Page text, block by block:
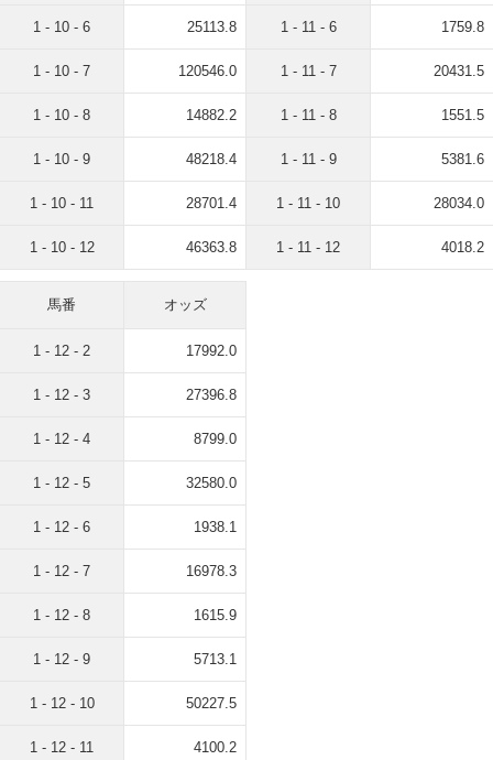
1 - 10 - 6 25113.8
1 - 10 - 7 120546.0
1 - 10 - 8 14882.2
1 - 10 - 9 48218.4
1 - 10 - 11 28701.4
1 - 10 - 12 46363.8
1 - 11 - 6 1759.8
1 - 11 - 7 20431.5
1 - 11 - 8 1551.5
1 - 11 - 9 5381.6
1 - 11 - 10 28034.0
1 - 11 - 12 4018.2
馬番 オッズ
1 - 12 - 2 17992.0
1 - 12 - 3 27396.8
1 - 12 - 4 8799.0
1 - 12 - 5 32580.0
1 - 12 - 6 1938.1
1 - 12 - 7 16978.3
1 - 12 - 8 1615.9
1 - 12 - 9 5713.1
1 - 12 - 10 50227.5
1 - 12 - 11 4100.2